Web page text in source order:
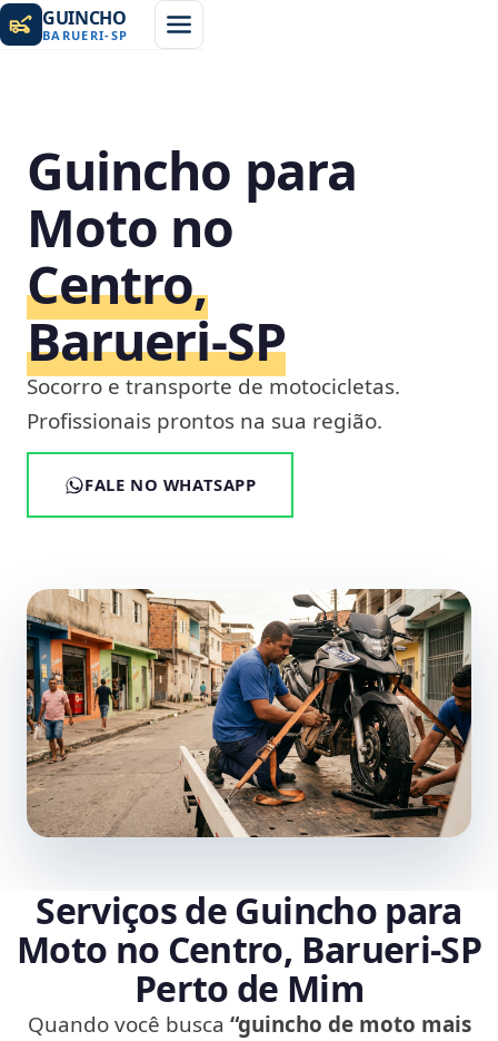
GUINCHO
BARUERI-SP
Guincho para
Moto no
Centro,
Barueri‑SP
Socorro e transporte de motocicletas.
Profissionais prontos na sua região.
FALE NO WHATSAPP
Serviços de Guincho para
Moto no Centro, Barueri‑SP
Perto de Mim
Quando você busca “guincho de moto mais